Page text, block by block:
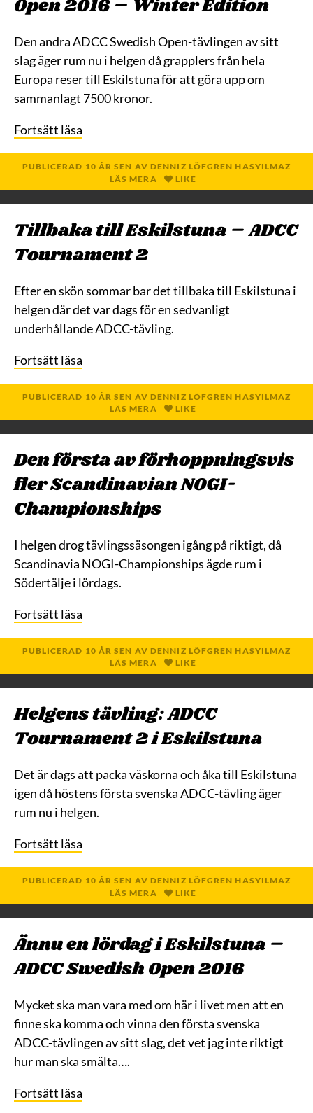
Open 2016 – Winter Edition
Den andra ADCC Swedish Open-tävlingen av sitt
slag äger rum nu i helgen då grapplers från hela
Europa reser till Eskilstuna för att göra upp om
sammanlagt 7500 kronor.
Fortsätt läsa
PUBLICERAD 10 ÅR SEN AV DENNIZ LÖFGREN HASYILMAZ
LÄS MERA
LIKE
Tillbaka till Eskilstuna – ADCC
Tournament 2
Efter en skön sommar bar det tillbaka till Eskilstuna i
helgen där det var dags för en sedvanligt
underhållande ADCC-tävling.
Fortsätt läsa
PUBLICERAD 10 ÅR SEN AV DENNIZ LÖFGREN HASYILMAZ
LÄS MERA
LIKE
Den första av förhoppningsvis
fler Scandinavian NOGI-
Championships
I helgen drog tävlingssäsongen igång på riktigt, då
Scandinavia NOGI-Championships ägde rum i
Södertälje i lördags.
Fortsätt läsa
PUBLICERAD 10 ÅR SEN AV DENNIZ LÖFGREN HASYILMAZ
LÄS MERA
LIKE
Helgens tävling: ADCC
Tournament 2 i Eskilstuna
Det är dags att packa väskorna och åka till Eskilstuna
igen då höstens första svenska ADCC-tävling äger
rum nu i helgen.
Fortsätt läsa
PUBLICERAD 10 ÅR SEN AV DENNIZ LÖFGREN HASYILMAZ
LÄS MERA
LIKE
Ännu en lördag i Eskilstuna –
ADCC Swedish Open 2016
Mycket ska man vara med om här i livet men att en
finne ska komma och vinna den första svenska
ADCC-tävlingen av sitt slag, det vet jag inte riktigt
hur man ska smälta….
Fortsätt läsa